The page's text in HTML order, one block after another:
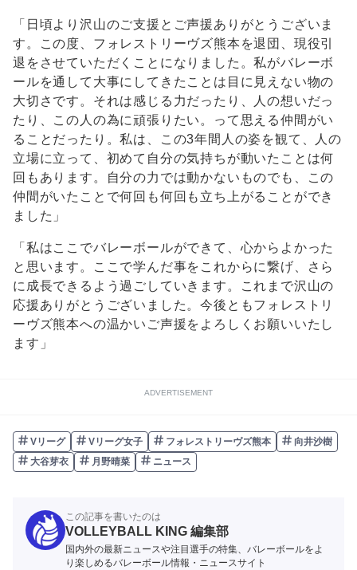
「日頃より沢山のご支援とご声援ありがとうございま
す。この度、フォレストリーヴズ熊本を退団、現役引
退をさせていただくことになりました。私がバレーボ
ールを通して大事にしてきたことは目に見えない物の
大切さです。それは感じる力だったり、人の想いだっ
たり、この人の為に頑張りたい。って思える仲間がい
ることだったり。私は、この3年間人の姿を観て、人の
立場に立って、初めて自分の気持ちが動いたことは何
回もあります。自分の力では動かないものでも、この
仲間がいたことで何回も何回も立ち上がることができ
ました」
「私はここでバレーボールができて、心からよかった
と思います。ここで学んだ事をこれからに繋げ、さら
に成長できるよう過ごしていきます。これまで沢山の
応援ありがとうございました。今後ともフォレストリ
ーヴズ熊本への温かいご声援をよろしくお願いいたし
ます」
ADVERTISEMENT
Vリーグ Vリーグ女子 フォレストリーヴズ熊本
向井沙樹
大谷芽衣
月野晴菜 ニュース
この記事を書いたのは
VOLLEYBALL KING 編集部
国内外の最新ニュースや注目選手の特集、バレーボールをよ
り楽しめるバレーボール情報・ニュースサイト